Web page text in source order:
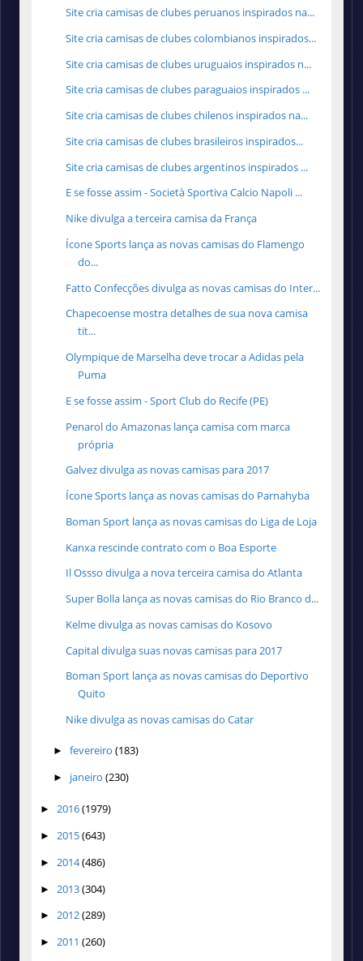
Site cria camisas de clubes peruanos inspirados na...
Site cria camisas de clubes colombianos inspirados...
Site cria camisas de clubes uruguaios inspirados n...
Site cria camisas de clubes paraguaios inspirados ...
Site cria camisas de clubes chilenos inspirados na...
Site cria camisas de clubes brasileiros inspirados...
Site cria camisas de clubes argentinos inspirados ...
E se fosse assim - Società Sportiva Calcio Napoli ...
Nike divulga a terceira camisa da França
Ícone Sports lança as novas camisas do Flamengo
do...
Fatto Confecções divulga as novas camisas do Inter...
Chapecoense mostra detalhes de sua nova camisa
tit...
Olympique de Marselha deve trocar a Adidas pela
Puma
E se fosse assim - Sport Club do Recife (PE)
Penarol do Amazonas lança camisa com marca
própria
Galvez divulga as novas camisas para 2017
Ícone Sports lança as novas camisas do Parnahyba
Boman Sport lança as novas camisas do Liga de Loja
Kanxa rescinde contrato com o Boa Esporte
Il Ossso divulga a nova terceira camisa do Atlanta
Super Bolla lança as novas camisas do Rio Branco d...
Kelme divulga as novas camisas do Kosovo
Capital divulga suas novas camisas para 2017
Boman Sport lança as novas camisas do Deportivo
Quito
Nike divulga as novas camisas do Catar
► fevereiro (183)
► janeiro (230)
► 2016(1979)
► 2015(643)
► 2014(486)
► 2013(304)
► 2012(289)
► 2011 (260)